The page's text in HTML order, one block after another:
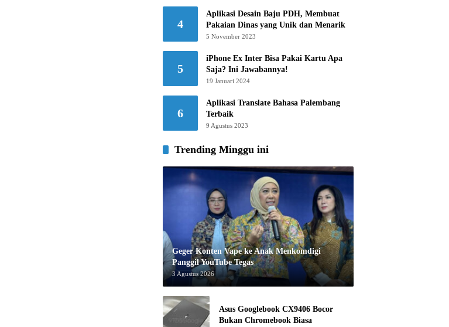
4
Aplikasi Desain Baju PDH, Membuat
Pakaian Dinas yang Unik dan Menarik
5 November 2023
5
iPhone Ex Inter Bisa Pakai Kartu Apa
Saja? Ini Jawabannya!
19 Januari 2024
6
Aplikasi Translate Bahasa Palembang
Terbaik
9 Agustus 2023
Trending Minggu ini
Geger Konten Vape ke Anak Menkomdigi
Panggil YouTube Tegas
3 Agustus 2026
Asus Googlebook CX9406 Bocor
Bukan Chromebook Biasa